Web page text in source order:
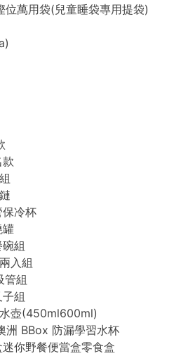
位萬用袋(兒童睡袋專用提袋)
冷杯
罐
組
入組
管組
組
壺(450ml600ml)
洲 BBox 防漏學習水杯
你野餐便當盒零食盒